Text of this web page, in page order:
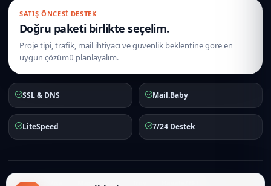
SATIŞ ÖNCESI DESTEK
Doğru paketi birlikte seçelim.
Proje tipi, trafik, mail ihtiyacı ve güvenlik beklentine göre en
uygun çözümü planlayalım.
SSL & DNS Mail.Baby
LiteSpeed 7/24 Destek
iyzico